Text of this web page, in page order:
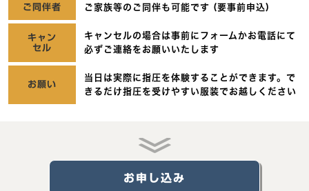
ご同伴者 ご家族等のご同伴も可能です (要事前申込)
キャン
セル
キャンセルの場合は事前にフォームかお電話にて
必ずご連絡をお願いいたします
お願い
当日は実際に指圧を体験することができます。 で
きるだけ指圧を受けやすい服装でお越しください
お申し込み